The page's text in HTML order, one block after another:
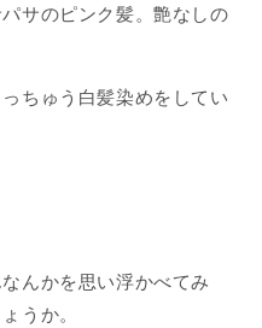
サのピンク髪。艶なしの
ちゅう白髪染めをしてい
んかを思い浮かべてみ
うか。